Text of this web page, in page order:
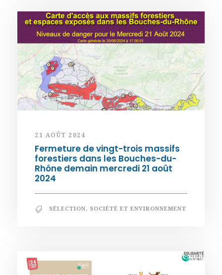
21 AOÛT 2024
Fermeture de vingt-trois massifs
forestiers dans les Bouches-du-
Rhône demain mercredi 21 août
2024
SÉLECTION, SOCIÉTÉ ET ENVIRONNEMENT